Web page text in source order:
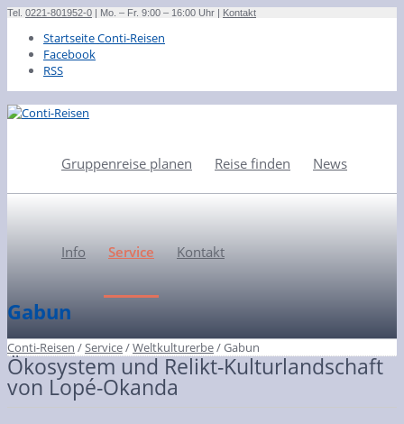
Tel. 0221-801952-0 | Mo. – Fr. 9:00 – 16:00 Uhr | Kontakt
Startseite Conti-Reisen
Facebook
RSS
Gruppenreise planen Reise finden News
Info Service Kontakt
Gabun
Conti-Reisen /Service/Weltkulturerbe/Gabun
Ökosystem und Relikt-Kulturlandschaft
von Lopé-Okanda